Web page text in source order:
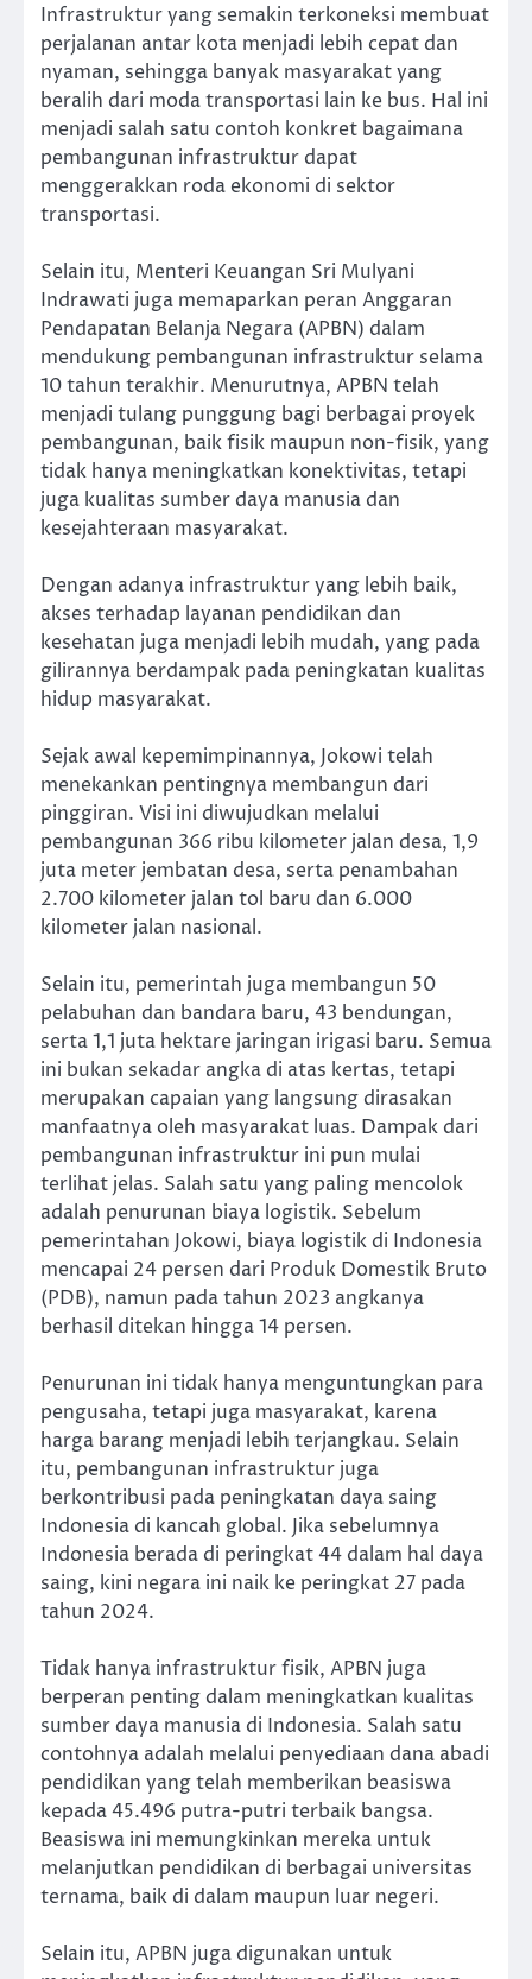
Infrastruktur yang semakin terkoneksi membuat
perjalanan antar kota menjadi lebih cepat dan
nyaman, sehingga banyak masyarakat yang
beralih dari moda transportasi lain ke bus. Hal ini
menjadi salah satu contoh konkret bagaimana
pembangunan infrastruktur dapat
menggerakkan roda ekonomi di sektor
transportasi.
Selain itu, Menteri Keuangan Sri Mulyani
Indrawati juga memaparkan peran Anggaran
Pendapatan Belanja Negara (APBN) dalam
mendukung pembangunan infrastruktur selama
10 tahun terakhir. Menurutnya, APBN telah
menjadi tulang punggung bagi berbagai proyek
pembangunan, baik fisik maupun non-fisik, yang
tidak hanya meningkatkan konektivitas, tetapi
juga kualitas sumber daya manusia dan
kesejahteraan masyarakat.
Dengan adanya infrastruktur yang lebih baik,
akses terhadap layanan pendidikan dan
kesehatan juga menjadi lebih mudah, yang pada
gilirannya berdampak pada peningkatan kualitas
hidup masyarakat.
Sejak awal kepemimpinannya, Jokowi telah
menekankan pentingnya membangun dari
pinggiran. Visi ini diwujudkan melalui
pembangunan 366 ribu kilometer jalan desa, 1,9
juta meter jembatan desa, serta penambahan
2.700 kilometer jalan tol baru dan 6.000
kilometer jalan nasional.
Selain itu, pemerintah juga membangun 50
pelabuhan dan bandara baru, 43 bendungan,
serta 1,1 juta hektare jaringan irigasi baru. Semua
ini bukan sekadar angka di atas kertas, tetapi
merupakan capaian yang langsung dirasakan
manfaatnya oleh masyarakat luas. Dampak dari
pembangunan infrastruktur ini pun mulai
terlihat jelas. Salah satu yang paling mencolok
adalah penurunan biaya logistik. Sebelum
pemerintahan Jokowi, biaya logistik di Indonesia
mencapai 24 persen dari Produk Domestik Bruto
(PDB), namun pada tahun 2023 angkanya
berhasil ditekan hingga 14 persen.
Penurunan ini tidak hanya menguntungkan para
pengusaha, tetapi juga masyarakat, karena
harga barang menjadi lebih terjangkau. Selain
itu, pembangunan infrastruktur juga
berkontribusi pada peningkatan daya saing
Indonesia di kancah global. Jika sebelumnya
Indonesia berada di peringkat 44 dalam hal daya
saing, kini negara ini naik ke peringkat 27 pada
tahun 2024.
Tidak hanya infrastruktur fisik, APBN juga
berperan penting dalam meningkatkan kualitas
sumber daya manusia di Indonesia. Salah satu
contohnya adalah melalui penyediaan dana abadi
pendidikan yang telah memberikan beasiswa
kepada 45.496 putra-putri terbaik bangsa.
Beasiswa ini memungkinkan mereka untuk
melanjutkan pendidikan di berbagai universitas
ternama, baik di dalam maupun luar negeri.
Selain itu, APBN juga digunakan untuk